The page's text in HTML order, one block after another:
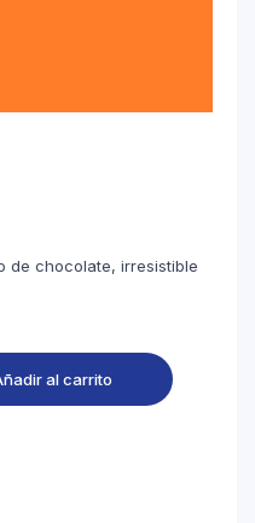
de chocolate, irresistible
al carrito